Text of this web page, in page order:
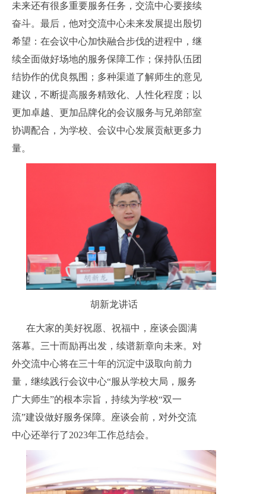
未来还有很多重要服务任务，交流中心要接续
奋斗。最后，他对交流中心未来发展提出殷切
希望：在会议中心加快融合步伐的进程中，继
续全面做好场地的服务保障工作；保持队伍团
结协作的优良氛围；多种渠道了解师生的意见
建议，不断提高服务精致化、人性化程度；以
更加卓越、更加品牌化的会议服务与兄弟部室
协调配合，为学校、会议中心发展贡献更多力
量。
胡新龙讲话
在大家的美好祝愿、祝福中，座谈会圆满
落幕。三十而励再出发，续谱新章向未来。对
外交流中心将在三十年的沉淀中汲取向前力
量，继续践行会议中心“服从学校大局，服务
广大师生”的根本宗旨，持续为学校“双一
流”建设做好服务保障。座谈会前，对外交流
中心还举行了2023年工作总结会。